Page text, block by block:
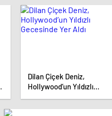
Performansla
Hayranlarıyla Buluşuyor
Dilan Çiçek Deniz,
Hollywood’un Yıldızlı